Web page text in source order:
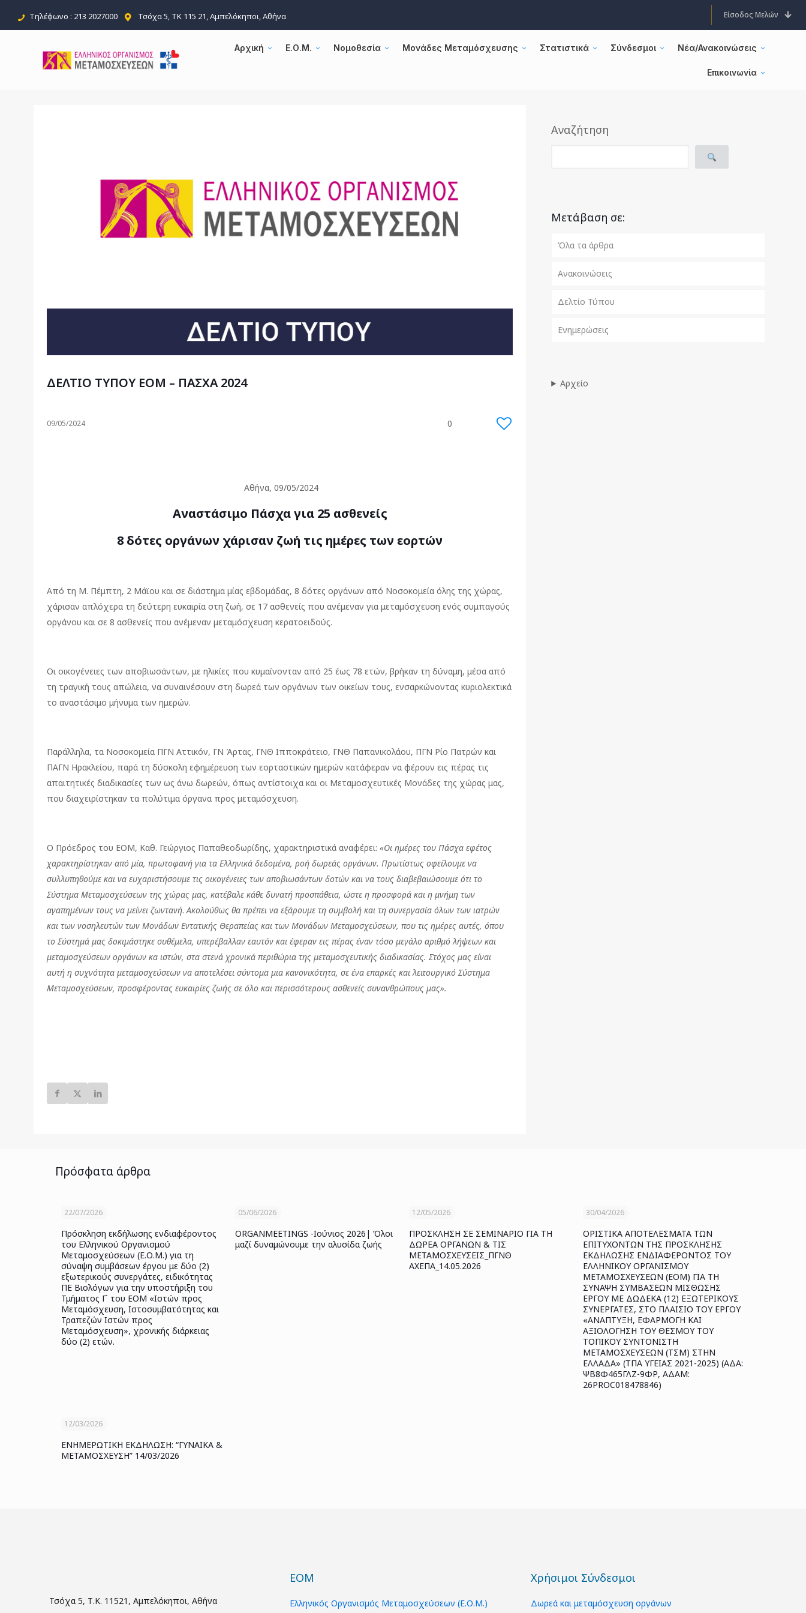
Τηλέφωνο : 213 2027000 Τσόχα 5, ΤΚ 115 21, Αμπελόκηποι, Αθήνα Είσοδος Μελών
Αρχική Ε.Ο.Μ. Νομοθεσία Μονάδες Μεταμόσχευσης Στατιστικά Σύνδεσμοι Νέα/Ανακοινώσεις
Επικοινωνία
ΔΕΛΤΙΟ ΤΥΠΟΥ ΕΟΜ – ΠΑΣΧΑ 2024
09/05/2024 0
Αθήνα, 09/05/2024
Αναστάσιμο Πάσχα για 25 ασθενείς
8 δότες οργάνων χάρισαν ζωή τις ημέρες των εορτών
Από τη Μ. Πέμπτη, 2 Μάϊου και σε διάστημα μίας εβδομάδας, 8 δότες οργάνων από Νοσοκομεία όλης της χώρας,
χάρισαν απλόχερα τη δεύτερη ευκαιρία στη ζωή, σε 17 ασθενείς που ανέμεναν για μεταμόσχευση ενός συμπαγούς
οργάνου και σε 8 ασθενείς που ανέμεναν μεταμόσχευση κερατοειδούς.
Οι οικογένειες των αποβιωσάντων, με ηλικίες που κυμαίνονταν από 25 έως 78 ετών, βρήκαν τη δύναμη, μέσα από
τη τραγική τους απώλεια, να συναινέσουν στη δωρεά των οργάνων των οικείων τους, ενσαρκώνοντας κυριολεκτικά
το αναστάσιμο μήνυμα των ημερών.
Παράλληλα, τα Νοσοκομεία ΠΓΝ Αττικόν, ΓΝ Άρτας, ΓΝΘ Ιπποκράτειο, ΓΝΘ Παπανικολάου, ΠΓΝ Ρίο Πατρών και
ΠΑΓΝ Ηρακλείου, παρά τη δύσκολη εφημέρευση των εορταστικών ημερών κατάφεραν να φέρουν εις πέρας τις
απαιτητικές διαδικασίες των ως άνω δωρεών, όπως αντίστοιχα και οι Μεταμοσχευτικές Μονάδες της χώρας μας,
που διαχειρίστηκαν τα πολύτιμα όργανα προς μεταμόσχευση.
Ο Πρόεδρος του ΕΟΜ, Καθ. Γεώργιος Παπαθεοδωρίδης, χαρακτηριστικά αναφέρει: «Οι ημέρες του Πάσχα εφέτος
χαρακτηρίστηκαν από μία, πρωτοφανή για τα Ελληνικά δεδομένα, ροή δωρεάς οργάνων. Πρωτίστως οφείλουμε να
συλλυπηθούμε και να ευχαριστήσουμε τις οικογένειες των αποβιωσάντων δοτών και να τους διαβεβαιώσουμε ότι το
Σύστημα Μεταμοσχεύσεων της χώρας μας, κατέβαλε κάθε δυνατή προσπάθεια, ώστε η προσφορά και η μνήμη των
αγαπημένων τους να μείνει ζωντανή.Ακολούθως θα πρέπει να εξάρουμε τη συμβολή και τη συνεργασία όλων των ιατρών
και των νοσηλευτών των Μονάδων Εντατικής Θεραπείας και των Μονάδων Μεταμοσχεύσεων, που τις ημέρες αυτές, όπου
το Σύστημά μας δοκιμάστηκε συθέμελα, υπερέβαλλαν εαυτόν και έφεραν εις πέρας έναν τόσο μεγάλο αριθμό λήψεων και
μεταμοσχεύσεων οργάνων κα ιστών, στα στενά χρονικά περιθώρια της μεταμοσχευτικής διαδικασίας. Στόχος μας είναι
αυτή η συχνότητα μεταμοσχεύσεων να αποτελέσει σύντομα μια κανονικότητα, σε ένα επαρκές και λειτουργικό Σύστημα
Μεταμοσχεύσεων, προσφέροντας ευκαιρίες ζωής σε όλο και περισσότερους ασθενείς συνανθρώπους μας».
Αναζήτηση
Μετάβαση σε:
Όλα τα άρθρα
Ανακοινώσεις
Δελτίο Τύπου
Ενημερώσεις
Αρχείο
Πρόσφατα άρθρα
22/07/2026
Πρόσκληση εκδήλωσης ενδιαφέροντος
του Ελληνικού Οργανισμού
Μεταμοσχεύσεων (Ε.Ο.Μ.) για τη
σύναψη συμβάσεων έργου με δύο (2)
εξωτερικούς συνεργάτες, ειδικότητας
ΠΕ Βιολόγων για την υποστήριξη του
Τμήματος Γ΄ του ΕΟΜ «Ιστών προς
Μεταμόσχευση, Ιστοσυμβατότητας και
Τραπεζών Ιστών προς
Μεταμόσχευση», χρονικής διάρκειας
δύο (2) ετών.
05/06/2026
ORGANMEETINGS -Ιούνιος 2026| Όλοι
μαζί δυναμώνουμε την αλυσίδα ζωής
12/05/2026
ΠΡΟΣΚΛΗΣΗ ΣΕ ΣΕΜΙΝΑΡΙΟ ΓΙΑ ΤΗ
ΔΩΡΕΑ ΟΡΓΑΝΩΝ & ΤΙΣ
ΜΕΤΑΜΟΣΧΕΥΣΕΙΣ_ΠΓΝΘ
ΑΧΕΠΑ_14.05.2026
30/04/2026
ΟΡΙΣΤΙΚΑ ΑΠΟΤΕΛΕΣΜΑΤΑ ΤΩΝ
ΕΠΙΤΥΧΟΝΤΩΝ ΤΗΣ ΠΡΟΣΚΛΗΣΗΣ
ΕΚΔΗΛΩΣΗΣ ΕΝΔΙΑΦΕΡΟΝΤΟΣ ΤΟΥ
ΕΛΛΗΝΙΚΟΥ ΟΡΓΑΝΙΣΜΟΥ
ΜΕΤΑΜΟΣΧΕΥΣΕΩΝ (ΕΟΜ) ΓΙΑ ΤΗ
ΣΥΝΑΨΗ ΣΥΜΒΑΣΕΩΝ ΜΙΣΘΩΣΗΣ
ΕΡΓΟΥ ΜΕ ΔΩΔΕΚΑ (12) ΕΞΩΤΕΡΙΚΟΥΣ
ΣΥΝΕΡΓΑΤΕΣ, ΣΤΟ ΠΛΑΙΣΙΟ ΤΟΥ ΕΡΓΟΥ
«ΑΝΑΠΤΥΞΗ, ΕΦΑΡΜΟΓΗ ΚΑΙ
ΑΞΙΟΛΟΓΗΣΗ ΤΟΥ ΘΕΣΜΟΥ ΤΟΥ
ΤΟΠΙΚΟΥ ΣΥΝΤΟΝΙΣΤΗ
ΜΕΤΑΜΟΣΧΕΥΣΕΩΝ (ΤΣΜ) ΣΤΗΝ
ΕΛΛΑΔΑ» (ΤΠΑ ΥΓΕΙΑΣ 2021-2025) (ΑΔΑ:
ΨΒ8Φ465ΓΛΖ-9ΦΡ, ΑΔΑΜ:
26PROC018478846)
12/03/2026
ΕΝΗΜΕΡΩΤΙΚΗ ΕΚΔΗΛΩΣΗ: “ΓΥΝΑΙΚΑ &
ΜΕΤΑΜΟΣΧΕΥΣΗ” 14/03/2026
Τσόχα 5, Τ.Κ. 11521, Αμπελόκηποι, Αθήνα
ΕΟΜ
Ελληνικός Οργανισμός Μεταμοσχεύσεων (Ε.Ο.Μ.)
Χρήσιμοι Σύνδεσμοι
Δωρεά και μεταμόσχευση οργάνων